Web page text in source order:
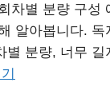
차별 분량 구성
알아봅니다. 독
별 분량, 너무 길